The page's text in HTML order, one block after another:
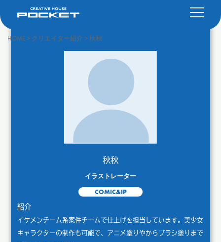
HOME> クリエイター紹介 > 秋秋
秋秋
イラストレーター
COMIC&IP
紹介
イケメンチーム系案件チームで仕上げを担当しています。美少女
キャラクターの制作も可能で、アニメ塗りやからブラシ塗りまで